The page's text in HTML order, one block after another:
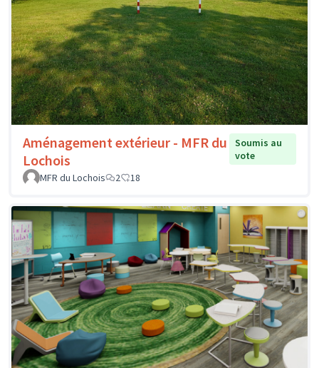
Aménagement extérieur - MFR du
Lochois
Soumis au
vote
MFR du Lochois
2 18